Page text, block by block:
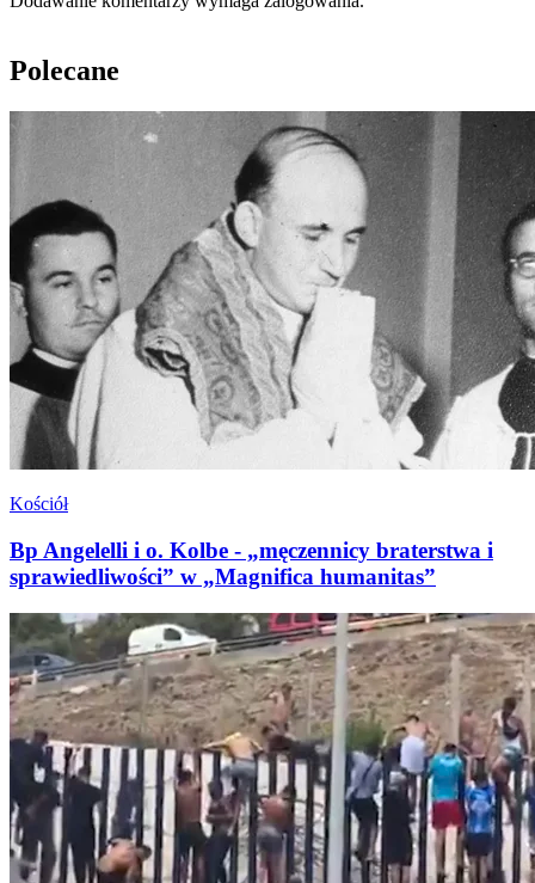
Polecane
Kościół
Bp Angelelli i o. Kolbe - „męczennicy braterstwa i
sprawiedliwości” w „Magnifica humanitas”